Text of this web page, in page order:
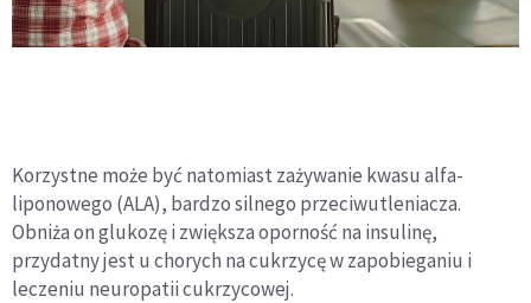
Korzystne może być natomiast zażywanie kwasu alfa-
liponowego (ALA), bardzo silnego przeciwutleniacza.
Obniża on glukozę i zwiększa oporność na insulinę,
przydatny jest u chorych na cukrzycę w zapobieganiu i
leczeniu neuropatii cukrzycowej.